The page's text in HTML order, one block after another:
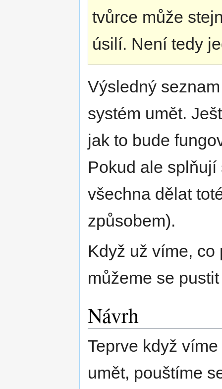
tvůrce může
úsilí. Není tedy
Výsledný
systém umět.
jak to bude
Pokud ale
všechna dělat
způsobem).
Když už víme, co
můžeme se
Návrh
Teprve když
umět, pouštíme